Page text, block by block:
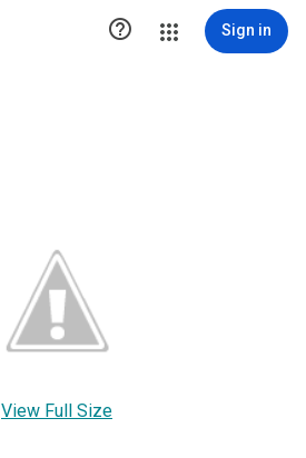
 Sign in
View Full Size